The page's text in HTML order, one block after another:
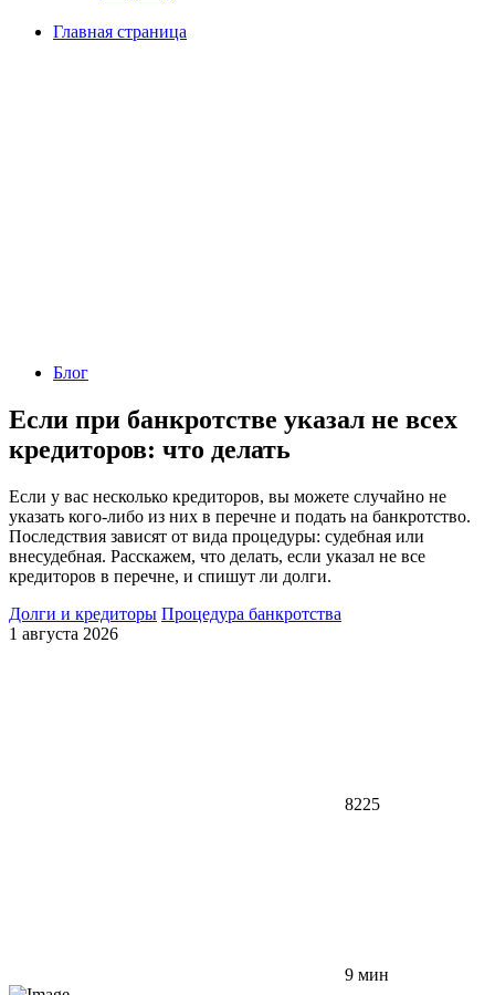
Главная страница
Блог
Если при банкротстве указал не всех
кредиторов: что делать
Если у вас несколько кредиторов, вы можете случайно не
указать кого-либо из них в перечне и подать на банкротство.
Последствия зависят от вида процедуры: судебная или
внесудебная. Расскажем, что делать, если указал не все
кредиторов в перечне, и спишут ли долги.
Долги и кредиторы Процедура банкротства
1 августа 2026
8225
9 мин